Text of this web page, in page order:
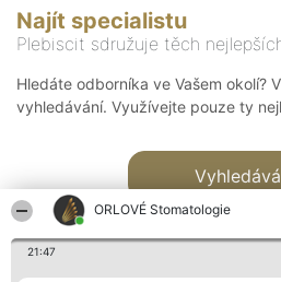
ORLOVÉ Stomatologie
21:47
Najít specialistu
Plebiscit sdružuje těch
Hledáte odborníka ve Vašem okolí?
vyhledávání. Využívejte pouze ty